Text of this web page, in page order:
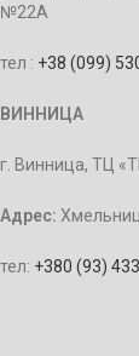
№22А
тел : +38 (099)
ВИННИЦА
г. Винница, ТЦ
Адрес:
тел: +380 (93)